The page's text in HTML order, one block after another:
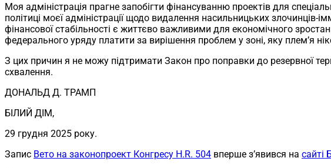
Моя адміністрація прагне запобігти фінансуванню проектів для
політиці моєї адміністрації щодо видалення насильницьких злочинців-
фінансової стабільності є життєво важливими для економічного
федерального уряду платити за вирішення проблем у зоні, яку плем’я
З цих причин я не можу підтримати Закон про поправки до резервної
схвалення.
ДОНАЛЬД Д. ТРАМП
БІЛИЙ ДІМ,
29 грудня 2025 року.
Запис Вето на законопроект Конгресу H.R. 504 вперше з’явився на сайті